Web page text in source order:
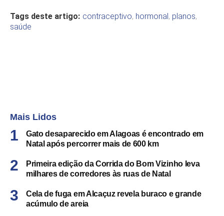
Tags deste artigo: contraceptivo, hormonal, planos,
saúde
Mais Lidos
Gato desaparecido em Alagoas é encontrado em
Natal após percorrer mais de 600 km
Primeira edição da Corrida do Bom Vizinho leva
milhares de corredores às ruas de Natal
Cela de fuga em Alcaçuz revela buraco e grande
acúmulo de areia